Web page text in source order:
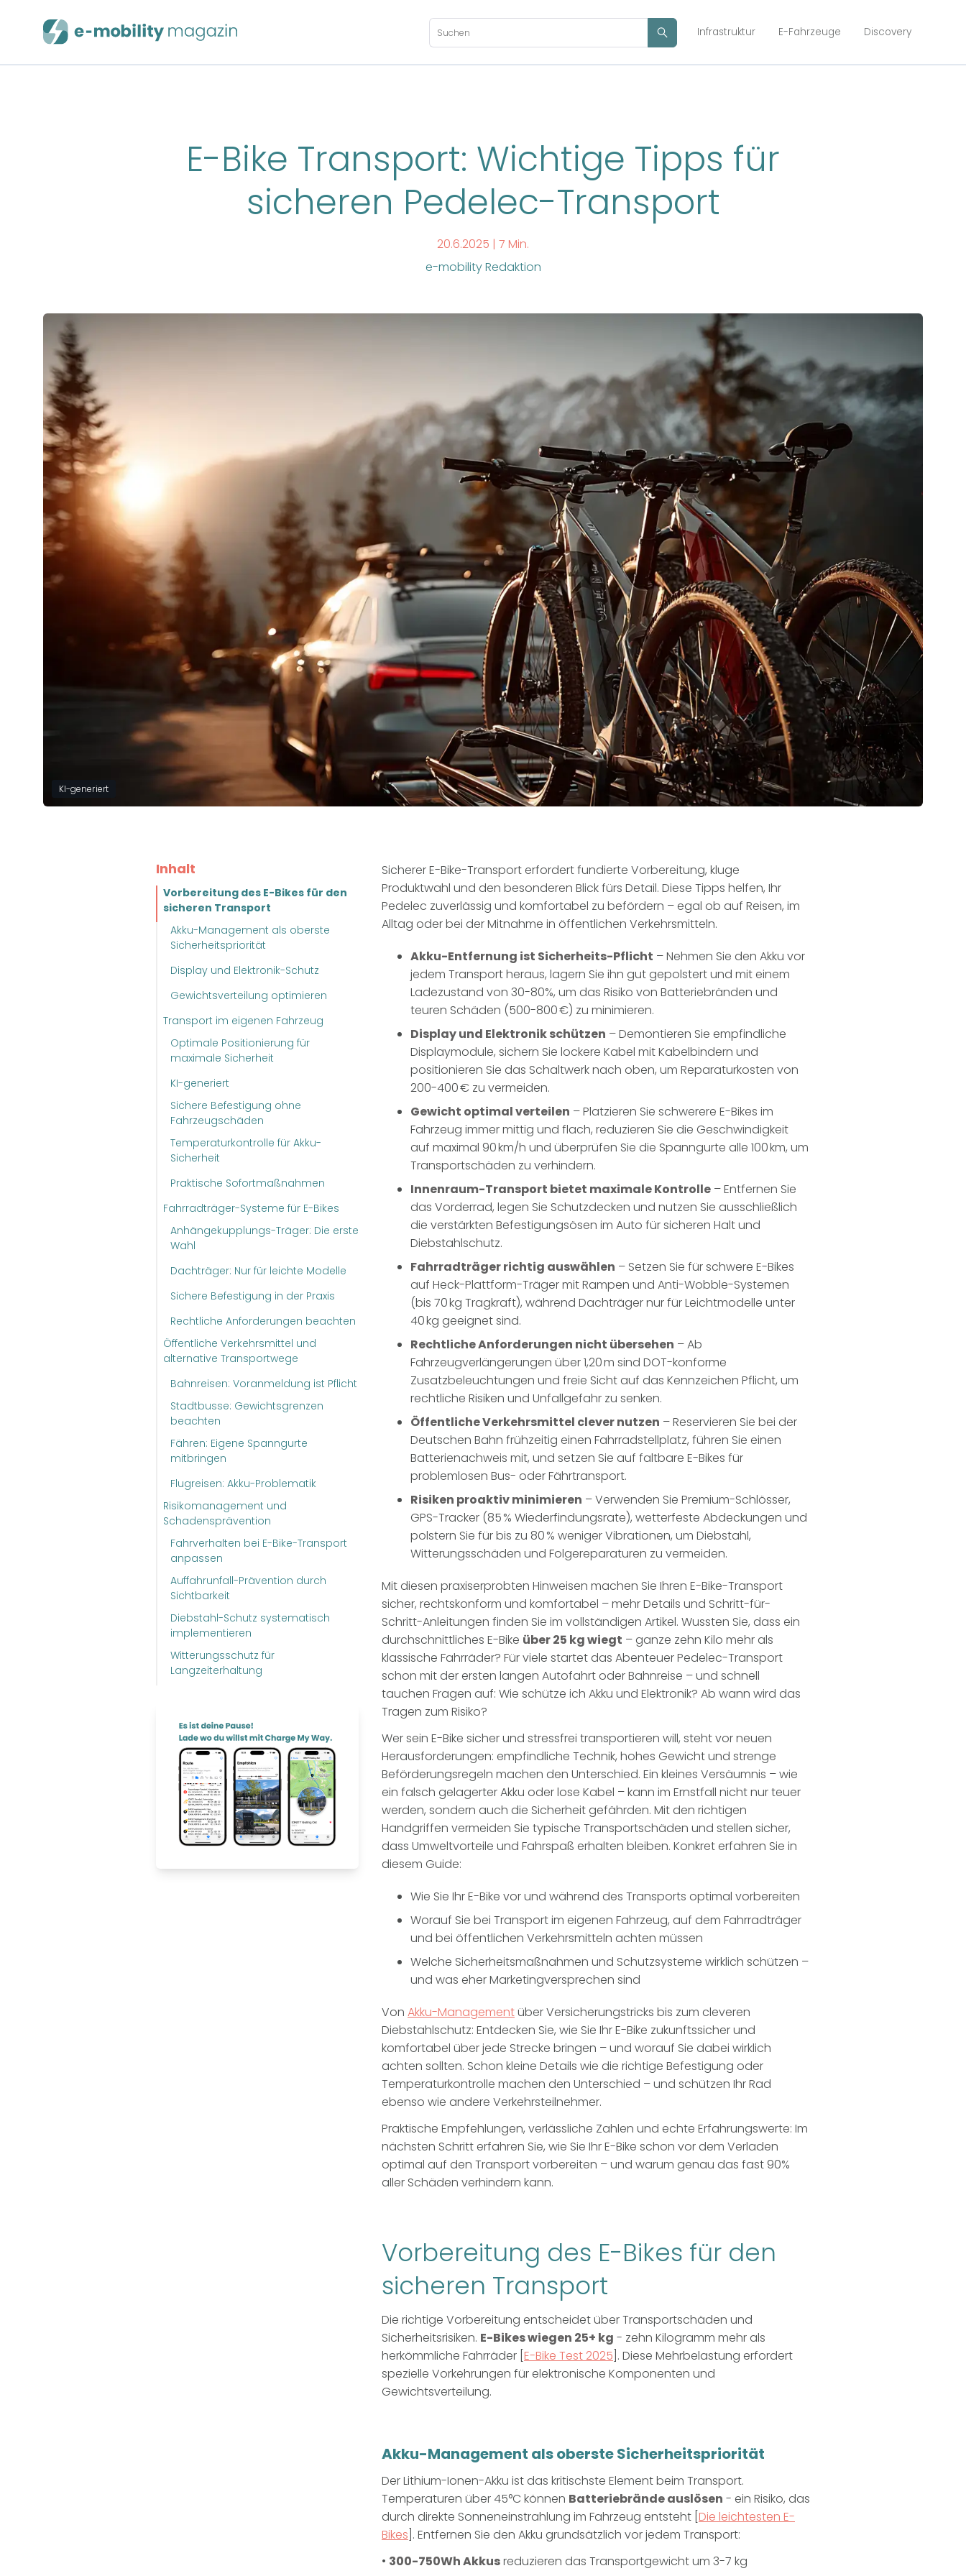
Infrastruktur E-Fahrzeuge Discovery
E-Bike Transport: Wichtige Tipps für
sicheren Pedelec-Transport
20.6.2025 | 7 Min.
e-mobility Redaktion
KI-generiert
Inhalt
Vorbereitung des E-Bikes für den
sicheren Transport
Akku-Management als oberste
Sicherheitspriorität
Display und Elektronik-Schutz
Gewichtsverteilung optimieren
Transport im eigenen Fahrzeug
Optimale Positionierung für
maximale Sicherheit
KI-generiert
Sichere Befestigung ohne
Fahrzeugschäden
Temperaturkontrolle für Akku-
Sicherheit
Praktische Sofortmaßnahmen
Fahrradträger-Systeme für E-Bikes
Anhängekupplungs-Träger: Die erste
Wahl
Dachträger: Nur für leichte Modelle
Sichere Befestigung in der Praxis
Rechtliche Anforderungen beachten
Öffentliche Verkehrsmittel und
alternative Transportwege
Bahnreisen: Voranmeldung ist Pflicht
Stadtbusse: Gewichtsgrenzen
beachten
Fähren: Eigene Spanngurte
mitbringen
Flugreisen: Akku-Problematik
Risikomanagement und
Schadensprävention
Fahrverhalten bei E-Bike-Transport
anpassen
Auffahrunfall-Prävention durch
Sichtbarkeit
Diebstahl-Schutz systematisch
implementieren
Witterungsschutz für
Langzeiterhaltung
Sicherer E-Bike-Transport erfordert fundierte Vorbereitung, kluge
Produktwahl und den besonderen Blick fürs Detail. Diese Tipps helfen, Ihr
Pedelec zuverlässig und komfortabel zu befördern – egal ob auf Reisen, im
Alltag oder bei der Mitnahme in öffentlichen Verkehrsmitteln.
Akku-Entfernung ist Sicherheits-Pflicht – Nehmen Sie den Akku vor
jedem Transport heraus, lagern Sie ihn gut gepolstert und mit einem
Ladezustand von 30-80%, um das Risiko von Batteriebränden und
teuren Schäden (500-800 €) zu minimieren.
Display und Elektronik schützen – Demontieren Sie empfindliche
Displaymodule, sichern Sie lockere Kabel mit Kabelbindern und
positionieren Sie das Schaltwerk nach oben, um Reparaturkosten von
200-400 € zu vermeiden.
Gewicht optimal verteilen – Platzieren Sie schwerere E-Bikes im
Fahrzeug immer mittig und flach, reduzieren Sie die Geschwindigkeit
auf maximal 90 km/h und überprüfen Sie die Spanngurte alle 100 km, um
Transportschäden zu verhindern.
Innenraum-Transport bietet maximale Kontrolle – Entfernen Sie
das Vorderrad, legen Sie Schutzdecken und nutzen Sie ausschließlich
die verstärkten Befestigungsösen im Auto für sicheren Halt und
Diebstahlschutz.
Fahrradträger richtig auswählen – Setzen Sie für schwere E-Bikes
auf Heck-Plattform-Träger mit Rampen und Anti-Wobble-Systemen
(bis 70 kg Tragkraft), während Dachträger nur für Leichtmodelle unter
40 kg geeignet sind.
Rechtliche Anforderungen nicht übersehen – Ab
Fahrzeugverlängerungen über 1,20 m sind DOT-konforme
Zusatzbeleuchtungen und freie Sicht auf das Kennzeichen Pflicht, um
rechtliche Risiken und Unfallgefahr zu senken.
Öffentliche Verkehrsmittel clever nutzen – Reservieren Sie bei der
Deutschen Bahn frühzeitig einen Fahrradstellplatz, führen Sie einen
Batterienachweis mit, und setzen Sie auf faltbare E-Bikes für
problemlosen Bus- oder Fährtransport.
Risiken proaktiv minimieren – Verwenden Sie Premium-Schlösser,
GPS-Tracker (85 % Wiederfindungsrate), wetterfeste Abdeckungen und
polstern Sie für bis zu 80 % weniger Vibrationen, um Diebstahl,
Witterungsschäden und Folgereparaturen zu vermeiden.
Mit diesen praxiserprobten Hinweisen machen Sie Ihren E-Bike-Transport
sicher, rechtskonform und komfortabel – mehr Details und Schritt-für-
Schritt-Anleitungen finden Sie im vollständigen Artikel. Wussten Sie, dass ein
durchschnittliches E-Bike über 25 kg wiegt – ganze zehn Kilo mehr als
klassische Fahrräder? Für viele startet das Abenteuer Pedelec-Transport
schon mit der ersten langen Autofahrt oder Bahnreise – und schnell
tauchen Fragen auf: Wie schütze ich Akku und Elektronik? Ab wann wird das
Tragen zum Risiko?
Wer sein E-Bike sicher und stressfrei transportieren will, steht vor neuen
Herausforderungen: empfindliche Technik, hohes Gewicht und strenge
Beförderungsregeln machen den Unterschied. Ein kleines Versäumnis – wie
ein falsch gelagerter Akku oder lose Kabel – kann im Ernstfall nicht nur teuer
werden, sondern auch die Sicherheit gefährden. Mit den richtigen
Handgriffen vermeiden Sie typische Transportschäden und stellen sicher,
dass Umweltvorteile und Fahrspaß erhalten bleiben. Konkret erfahren Sie in
diesem Guide:
Wie Sie Ihr E-Bike vor und während des Transports optimal vorbereiten
Worauf Sie bei Transport im eigenen Fahrzeug, auf dem Fahrradträger
und bei öffentlichen Verkehrsmitteln achten müssen
Welche Sicherheitsmaßnahmen und Schutzsysteme wirklich schützen –
und was eher Marketingversprechen sind
Von Akku-ManagementüberVersicherungstricks bis zum cleveren
Diebstahlschutz: Entdecken Sie, wie Sie Ihr E-Bike zukunftssicher und
komfortabel über jede Strecke bringen – und worauf Sie dabei wirklich
achten sollten. Schon kleine Details wie die richtige Befestigung oder
Temperaturkontrolle machen den Unterschied – und schützen Ihr Rad
ebenso wie andere Verkehrsteilnehmer.
Praktische Empfehlungen, verlässliche Zahlen und echte Erfahrungswerte: Im
nächsten Schritt erfahren Sie, wie Sie Ihr E-Bike schon vor dem Verladen
optimal auf den Transport vorbereiten – und warum genau das fast 90%
aller Schäden verhindern kann.
Vorbereitung des E-Bikes für den
sicheren Transport
Die richtige Vorbereitung entscheidet über Transportschäden und
Sicherheitsrisiken. E-Bikes wiegen 25+ kg - zehn Kilogramm mehr als
herkömmliche Fahrräder [ E-Bike Test 2025 ]. Diese Mehrbelastung erfordert
spezielle Vorkehrungen für elektronische Komponenten und
Gewichtsverteilung.
Akku-Management als oberste Sicherheitspriorität
Der Lithium-Ionen-Akku ist das kritischste Element beim Transport.
Temperaturen über 45°C können Batteriebrände auslösen - ein Risiko, das
durch direkte Sonneneinstrahlung im Fahrzeug entsteht [ Die leichtesten E-
Bikes ]. Entfernen Sie den Akku grundsätzlich vor jedem Transport:
• 300-750Wh Akkusreduzieren das Transportgewicht um 3-7 kg